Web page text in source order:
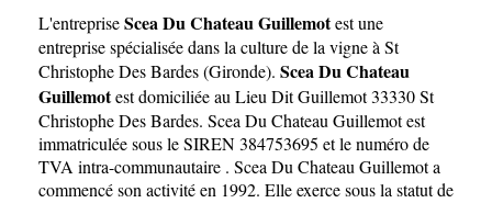
L'entrepriseScea Du Chateau Guillemotest une
entreprise spécialisée dans la culture de la vigne à St
Christophe Des Bardes(Gironde). Scea Du Chateau
Guillemotest domiciliée au Lieu Dit Guillemot 33330 St
Christophe Des Bardes. Scea Du Chateau Guillemot est
immatriculée sous le SIREN 384753695 et le numéro de
TVA intra-communautaire . Scea Du Chateau Guillemot a
commencé son activité en 1992. Elle exerce sous la statut de